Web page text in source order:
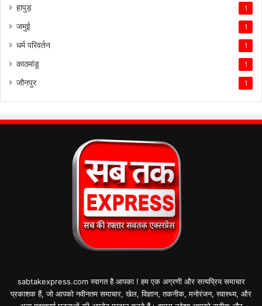
हापुड़ 1
जमुई 1
धर्म परिवर्तन 1
काठमांडू 1
जौनपुर 1
sabtakexpress.com स्वागत है आपका ! हम एक अग्रणी और सत्यप्रिय समाचार
प्रकाशक हैं, जो आपको नवीनतम समाचार, खेल, विज्ञान, तकनीक, मनोरंजन, स्वास्थ्य, और